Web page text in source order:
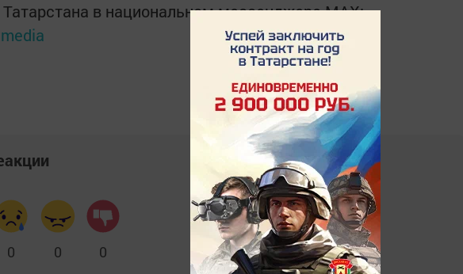
Татарстана в национальном мессенджере MАХ:
0 0 0